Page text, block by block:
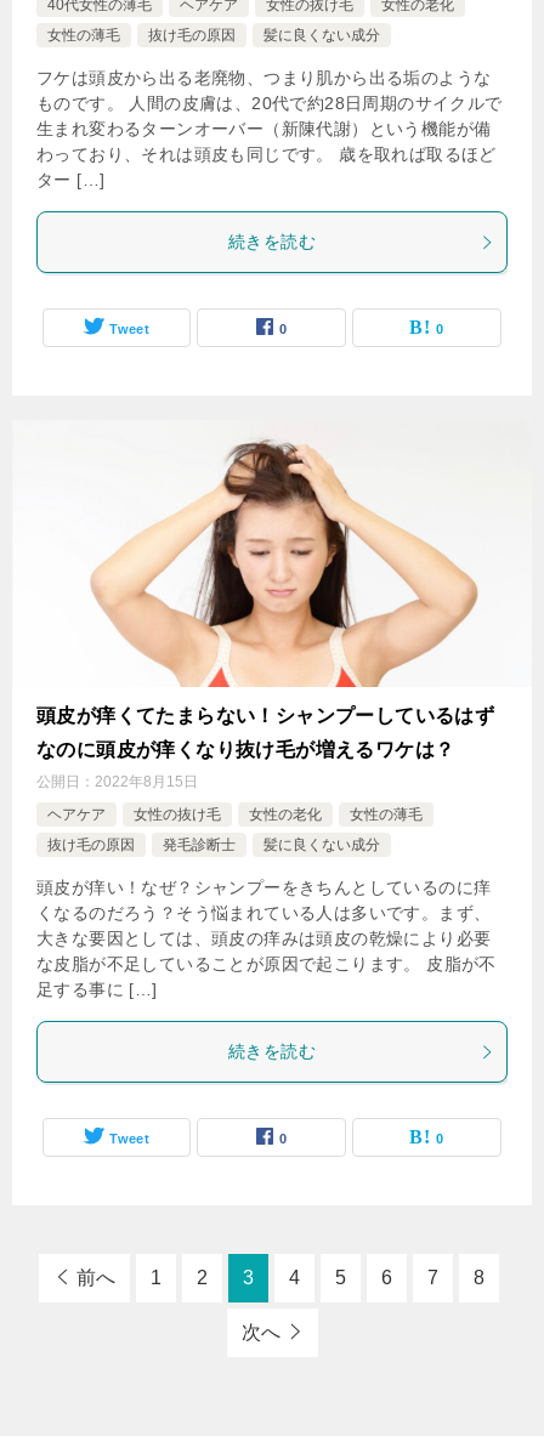
40代女性の薄毛 ヘアケア 女性の抜け毛
女性の老化
女性の薄毛
抜け毛の原因 髪に良くない成分
フケは頭皮から出る老廃物、つまり肌から出る垢のような
ものです。 人間の皮膚は、20代で約28日周期のサイクルで
生まれ変わるターンオーバー（新陳代謝）という機能が備
わっており、それは頭皮も同じです。 歳を取れば取るほど
ター […]
続きを読む
Tweet 0 0
頭皮が痒くてたまらない！シャンプーしているはず
なのに頭皮が痒くなり抜け毛が増えるワケは？
公開日： 2022年8月15日
ヘアケア
女性の抜け毛 女性の老化
女性の薄毛
抜け毛の原因
発毛診断士 髪に良くない成分
頭皮が痒い！なぜ？シャンプーをきちんとしているのに痒
くなるのだろう？そう悩まれている人は多いです。まず、
大きな要因としては、頭皮の痒みは頭皮の乾燥により必要
な皮脂が不足していることが原因で起こります。 皮脂が不
足する事に […]
続きを読む
Tweet 0 0
前へ 1 2 3 4 5 6 7 8
次へ